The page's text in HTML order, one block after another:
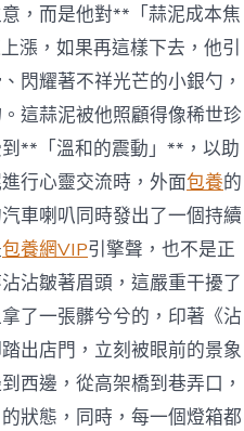
，而是他對**「蒜泥成本焦
漲，如果再這樣下去，他引
閃耀著不祥光芒的小銀勺，
這蒜泥被他照顧得像稀世珍
**「溫和的震動」**，以助
行心靈交流時，外面包養的
車喇叭同時發出了一個持續
包養網VIP引擎聲，也不是正
沾皺著眉頭，這嚴重干擾了
了一張髒兮兮的，印著《沾
出店門，立刻被眼前的景象
西邊，從高架橋到巷弄口，
狀態，同時，每一個燈箱都